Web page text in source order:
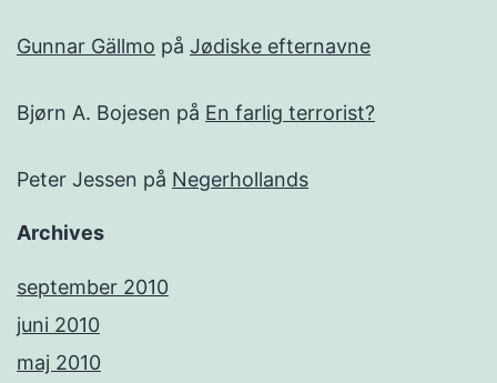
Gunnar Gällmo på Jødiske efternavne
Bjørn A. Bojesen på En farlig terrorist?
Peter Jessen på Negerhollands
Archives
september 2010
juni 2010
maj 2010